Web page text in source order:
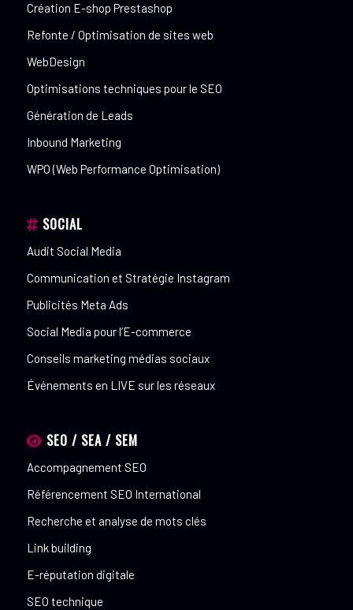
Création E-shop Prestashop
Refonte / Optimisation de sites web
WebDesign
Optimisations techniques pour le SEO
Génération de Leads
Inbound Marketing
WPO (Web Performance Optimisation)
SOCIAL
Audit Social Media
Communication et Stratégie Instagram
Publicités Meta Ads
Social Media pour l’E-commerce
Conseils marketing médias sociaux
Événements en LIVE sur les réseaux
SEO / SEA / SEM
Accompagnement SEO
Référencement SEO International
Recherche et analyse de mots clés
Link building
E-réputation digitale
SEO technique